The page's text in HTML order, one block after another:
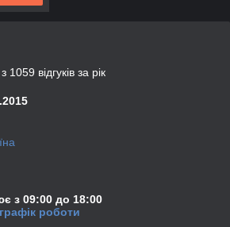
відгуків за рік
з 09:00 до 18:00
роботи